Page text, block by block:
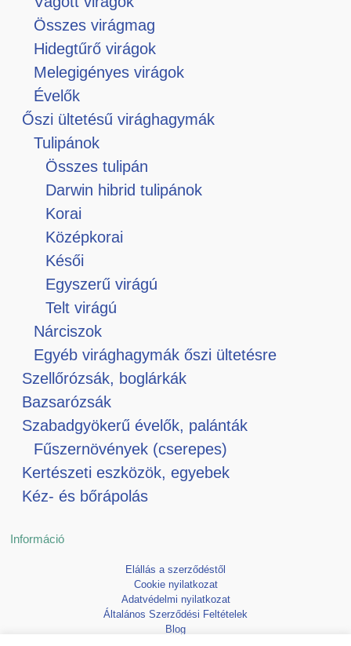
Összes virágmag
Hidegtűrő virágok
Melegigényes virágok
Évelők
Őszi ültetésű virághagymák
Tulipánok
Összes tulipán
Darwin hibrid tulipánok
Korai
Középkorai
Késői
Egyszerű virágú
Telt virágú
Nárciszok
Egyéb virághagymák őszi ültetésre
Szellőrózsák, boglárkák
Bazsarózsák
Szabadgyökerű évelők, palánták
Fűszernövények (cserepes)
Kertészeti eszközök, egyebek
Kéz- és bőrápolás
Információ
Elállás a szerződéstől
Cookie nyilatkozat
Adatvédelmi nyilatkozat
Általános Szerződési Feltételek
Blog